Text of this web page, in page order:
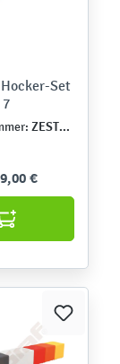
Set
7
ZEST5362
€